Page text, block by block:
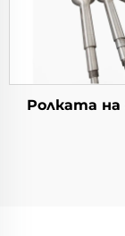
Ролката на